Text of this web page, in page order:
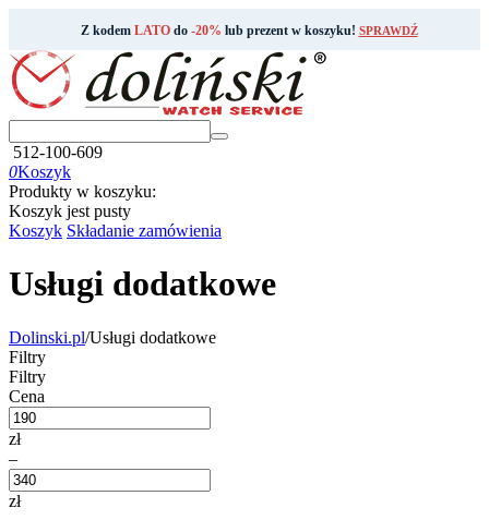
Z kodem LATOdo -20% lub prezent w koszyku! SPRAWDŹ
512-100-609
0Koszyk
Produkty w koszyku:
Koszyk jest pusty
Koszyk Składanie zamówienia
Usługi dodatkowe
Dolinski.pl/Usługi dodatkowe
Filtry
Filtry
Cena
zł
–
zł